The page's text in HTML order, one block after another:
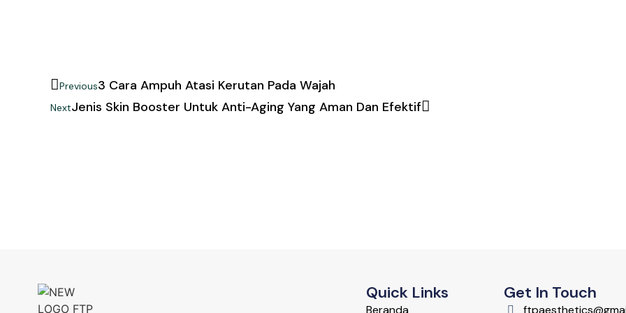
Previous3 Cara Ampuh Atasi Kerutan Pada Wajah
NextJenis Skin Booster Untuk Anti-Aging Yang Aman Dan Efektif
Quick Links Get In Touch